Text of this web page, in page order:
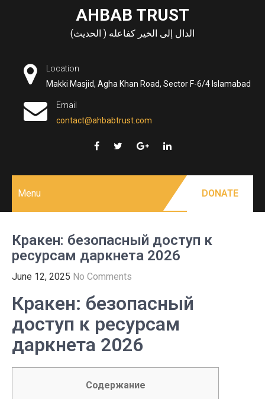
AHBAB TRUST
الدال إلى الخير كفاعله ( الحديث)
Location
Makki Masjid, Agha Khan Road, Sector F-6/4 Islamabad
Email
contact@ahbabtrust.com
Menu DONATE
Кракен: безопасный доступ к
ресурсам даркнета 2026
June 12, 2025 No Comments
Кракен: безопасный
доступ к ресурсам
даркнета 2026
Содержание